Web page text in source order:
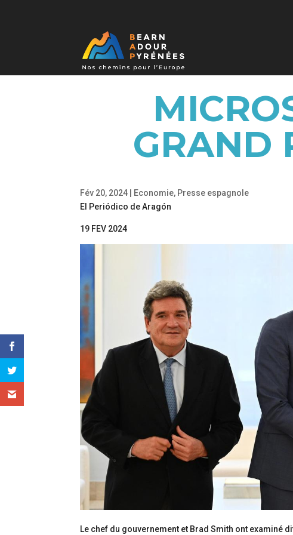
GRAND
Fév 20, 2024 Economie, Presse espagnole
El Periódico de Aragón
19 FEV 2024
Le chef du gouvernement et Brad Smith ont